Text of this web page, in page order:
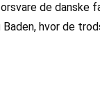
de danske
Baden, hvor de